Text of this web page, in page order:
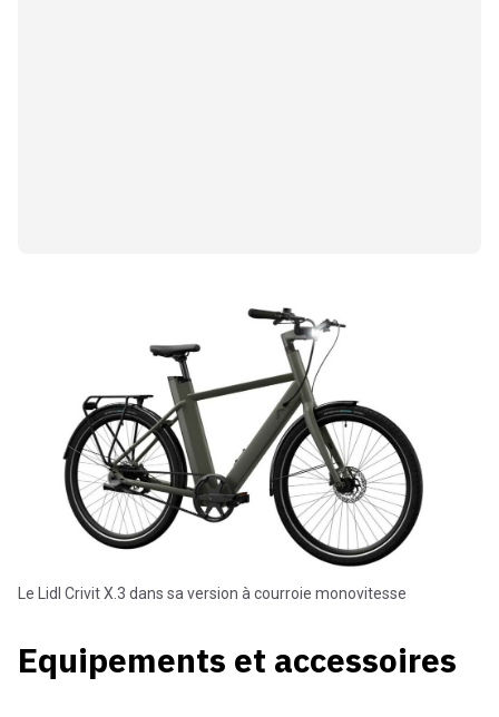
Le Lidl Crivit X.3 dans sa version à courroie monovitesse
Equipements et accessoires